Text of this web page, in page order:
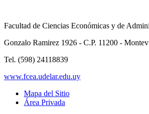
Facultad de Ciencias Económicas y de
Gonzalo Ramirez 1926 - C.P. 11200 -
Tel. (598) 24118839
www.fcea.udelar.edu.uy
Mapa del Sitio
Área Privada